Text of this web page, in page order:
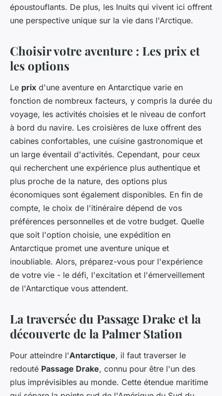
époustouflants. De plus, les Inuits qui vivent ici offrent
une perspective unique sur la vie dans l'Arctique.
Choisir votre aventure : Les prix et
les options
Le prix d'une aventure en Antarctique varie en
fonction de nombreux facteurs, y compris la durée du
voyage, les activités choisies et le niveau de confort
à bord du navire. Les croisières de luxe offrent des
cabines confortables, une cuisine gastronomique et
un large éventail d'activités. Cependant, pour ceux
qui recherchent une expérience plus authentique et
plus proche de la nature, des options plus
économiques sont également disponibles. En fin de
compte, le choix de l'itinéraire dépend de vos
préférences personnelles et de votre budget. Quelle
que soit l'option choisie, une expédition en
Antarctique promet une aventure unique et
inoubliable. Alors, préparez-vous pour l'expérience
de votre vie - le défi, l'excitation et l'émerveillement
de l'Antarctique vous attendent.
La traversée du Passage Drake et la
découverte de la Palmer Station
Pour atteindre l'Antarctique, il faut traverser le
redouté Passage Drake, connu pour être l'un des
plus imprévisibles au monde. Cette étendue maritime